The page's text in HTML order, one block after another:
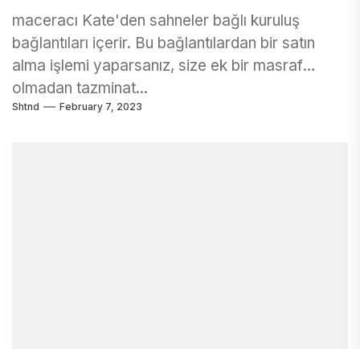
maceracı Kate'den sahneler bağlı kuruluş
bağlantıları içerir. Bu bağlantılardan bir satın
alma işlemi yaparsanız, size ek bir masraf
olmadan tazminat...
Shtnd February 7, 2023